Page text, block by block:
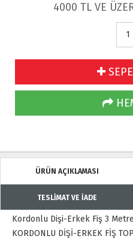
4000 TL VE
ÜRÜN AÇIKLAMASI
TESLİMAT VE İADE
Kordonlu Dişi-Erkek Fiş 3 Metre
KORDONLU DİŞİ-ERKEK FİŞ